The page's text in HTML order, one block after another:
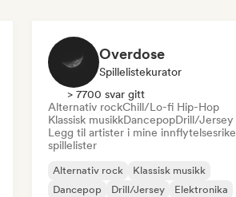
Overdose
Spillelistekurator
> 7700 svar gitt
Alternativ rockChill/Lo-fi Hip-Hop
Klassisk musikkDancepopDrill/Jersey
Legg til artister i mine innflytelsesrike
spillelister
Alternativ rock
Klassisk musikk
Dancepop
Drill/Jersey
Elektronika